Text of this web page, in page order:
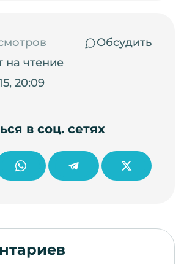
Обсудить
на чтение
20:09
в соц. сетях